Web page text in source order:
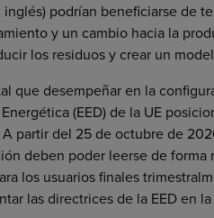
podrían beneficiarse de
y un cambio hacia la
los residuos y crear un
que desempeñar en la
(EED) de la UE
partir del 25 de octubre de
deben poder leerse de forma
los usuarios finales
las directrices de la EED en